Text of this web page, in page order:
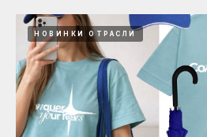
НОВИНКИ ОТРАСЛИ